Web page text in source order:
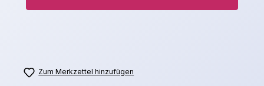
Zum Merkzettel hinzufügen